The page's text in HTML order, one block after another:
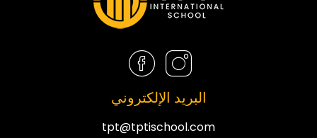
البريد الإلكتروني
tpt@tptischool.com